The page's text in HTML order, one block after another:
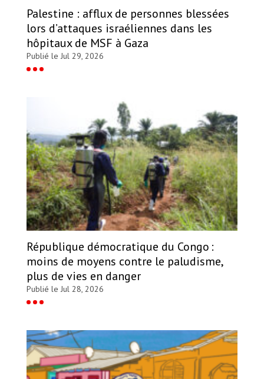
Palestine : afflux de personnes blessées
lors d’attaques israéliennes dans les
hôpitaux de MSF à Gaza
Publié le Jul 29, 2026
République démocratique du Congo :
moins de moyens contre le paludisme,
plus de vies en danger
Publié le Jul 28, 2026